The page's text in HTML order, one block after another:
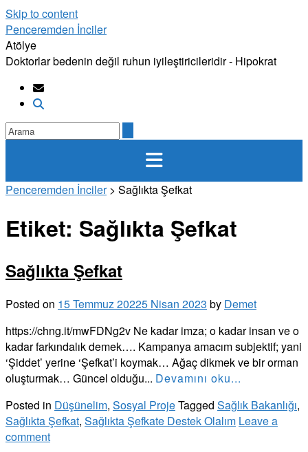
Skip to content
Penceremden İnciler
Atölye
Doktorlar bedenin değil ruhun iyileştiricileridir - Hipokrat
Penceremden İnciler> Sağlıkta Şefkat
Etiket: Sağlıkta Şefkat
Sağlıkta Şefkat
Posted on 15 Temmuz 20225 Nisan 2023 by Demet
https://chng.it/mwFDNg2v Ne kadar imza; o kadar insan ve o
kadar farkındalık demek…. Kampanya amacım subjektif; yani
‘Şiddet’ yerine ‘Şefkat’i koymak… Ağaç dikmek ve bir orman
oluşturmak… Güncel olduğu... Devamını oku...
Posted in Düşünelim, Sosyal ProjeTagged Sağlık Bakanlığı,
Sağlıkta Şefkat, Sağlıkta Şefkate Destek Olalım Leave a
comment